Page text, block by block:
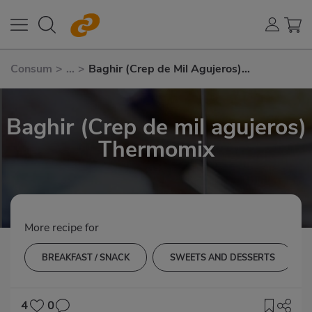
Consum > ... > Baghir (Crep de Mil Agujeros)
Thermomix
Baghir (Crep de mil agujeros)
Thermomix
More recipe for
BREAKFAST / SNACK SWEETS AND DESSERTS
4 0